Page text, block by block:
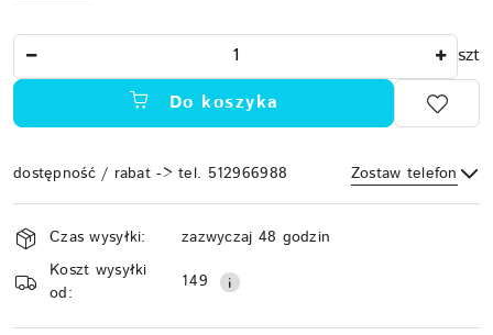
szt
Do koszyka
dostępność / rabat -> tel. 512966988 Zostaw telefon
Wyślij
Dostępność
i
dostawa
Czas wysyłki:
zazwyczaj 48 godzin
Koszt wysyłki
od:
149